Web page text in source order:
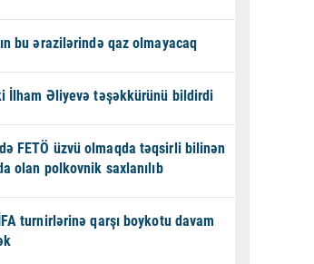
bu ərazilərində qaz olmayacaq
İlham Əliyevə təşəkkürünü bildirdi
FETÖ üzvü olmaqda təqsirli bilinən
olan polkovnik saxlanılıb
turnirlərinə qarşı boykotu davam